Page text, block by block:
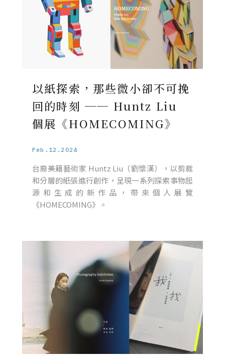
以紙探索，那些微小卻不可挽
回的時刻 ── Huntz Liu
個展《HOMECOMING》
Feb.12.2024
台裔美籍藝術家 Huntz Liu（劉懷漢），以剪裁
和分層的紙張進行創作，呈現一系列探索事物起
源和生成的新作品，帶來個人展覽
《HOMECOMING》。